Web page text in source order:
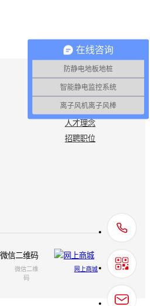
加入一致
人才理念
招聘职位
微信二维
码
网上商城
在线咨询
防静电地板地桩
智能静电监控系统
离子风机离子风棒